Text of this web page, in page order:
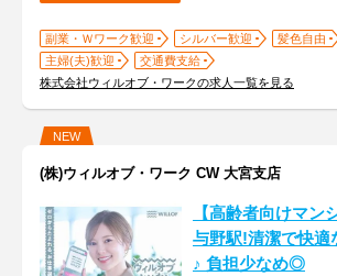
副業・Ｗワーク歓迎 シルバー歓迎
髪色自由
主婦(夫)歓迎
交通費支給
株式会社ウィルオブ・ワークの求人一覧を見る
NEW
(株)ウィルオブ・ワーク CW 大宮支店
【高齢者向けマン
与野駅!清潔で快適
♪ 負担少なめ◎